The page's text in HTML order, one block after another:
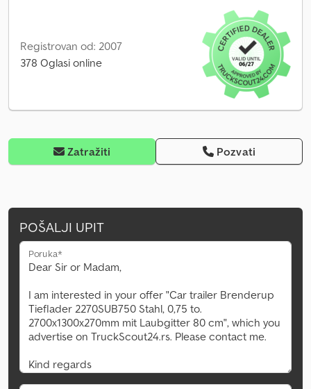
Registrovan od: 2007
378 Oglasi online
Zatražiti Pozvati
POŠALJI UPIT
Poruka*